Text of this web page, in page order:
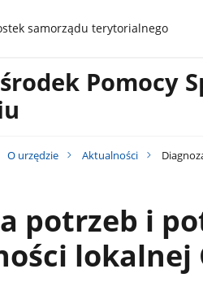
samorządu terytorialnego
Pomocy
O urzędzie Aktualności
potrzeb i